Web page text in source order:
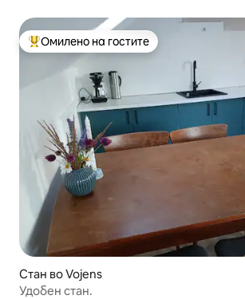
Меѓу најуспешните „Омилени на гостите“
Омилено на гостите
Стан во Vojens
Удобен стан.